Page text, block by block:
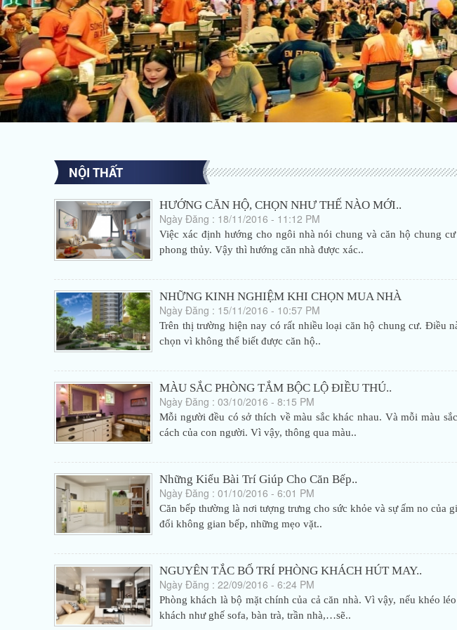
NỘI THẤT
HƯỚNG CĂN HỘ, CHỌN NHƯ THẾ NÀO MỚI..
Ngày Đăng : 18/11/2016 - 11:12 PM
Việc xác định hướng cho ngôi nhà nói chung và căn hộ chung
phong thủy. Vậy thì hướng căn nhà được xác..
NHỮNG KINH NGHIỆM KHI CHỌN MUA NHÀ
Ngày Đăng : 15/11/2016 - 10:57 PM
Trên thị trường hiện nay có rất nhiều loại căn hộ chung cư. Điều
chọn vì không thể biết được căn hộ..
MÀU SẮC PHÒNG TẮM BỘC LỘ ĐIỀU THÚ..
Ngày Đăng : 03/10/2016 - 8:15 PM
Mỗi người đều có sở thích về màu sắc khác nhau. Và mỗi màu
cách của con người. Vì vậy, thông qua màu..
Những Kiểu Bài Trí Giúp Cho Căn Bếp..
Ngày Đăng : 01/10/2016 - 6:01 PM
Căn bếp thường là nơi tượng trưng cho sức khỏe và sự ấm no của
đổi không gian bếp, những mẹo vặt..
NGUYÊN TẮC BỐ TRÍ PHÒNG KHÁCH HÚT MAY..
Ngày Đăng : 22/09/2016 - 6:24 PM
Phòng khách là bộ mặt chính của cả căn nhà. Vì vậy, nếu khéo
khách như ghế sofa, bàn trà, trần nhà,…sẽ..